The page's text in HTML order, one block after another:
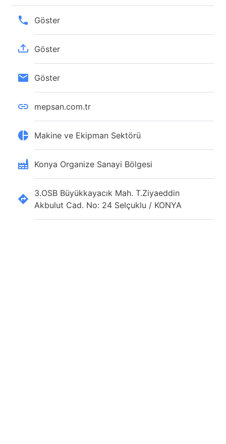
Göster
Göster
Göster
mepsan.com.tr
Makine ve Ekipman Sektörü
Konya Organize Sanayi Bölgesi
3.OSB Büyükkayacık Mah. T.Ziyaeddin
Akbulut Cad. No: 24 Selçuklu / KONYA